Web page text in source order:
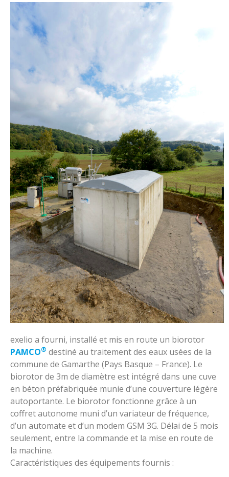
exelio a fourni, installé et mis en route un biorotor
PAMCO® destiné au traitement des eaux usées de la
commune de Gamarthe (Pays Basque – France). Le
biorotor de 3m de diamètre est intégré dans une cuve
en béton préfabriquée munie d’une couverture légère
autoportante. Le biorotor fonctionne grâce à un
coffret autonome muni d’un variateur de fréquence,
d’un automate et d’un modem GSM 3G. Délai de 5 mois
seulement, entre la commande et la mise en route de
la machine.
Caractéristiques des équipements fournis :